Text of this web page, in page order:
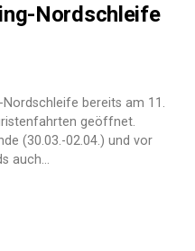
Nordschleife
bereits am 11.
geöffnet.
(30.03.-02.04.) und vor
auch…